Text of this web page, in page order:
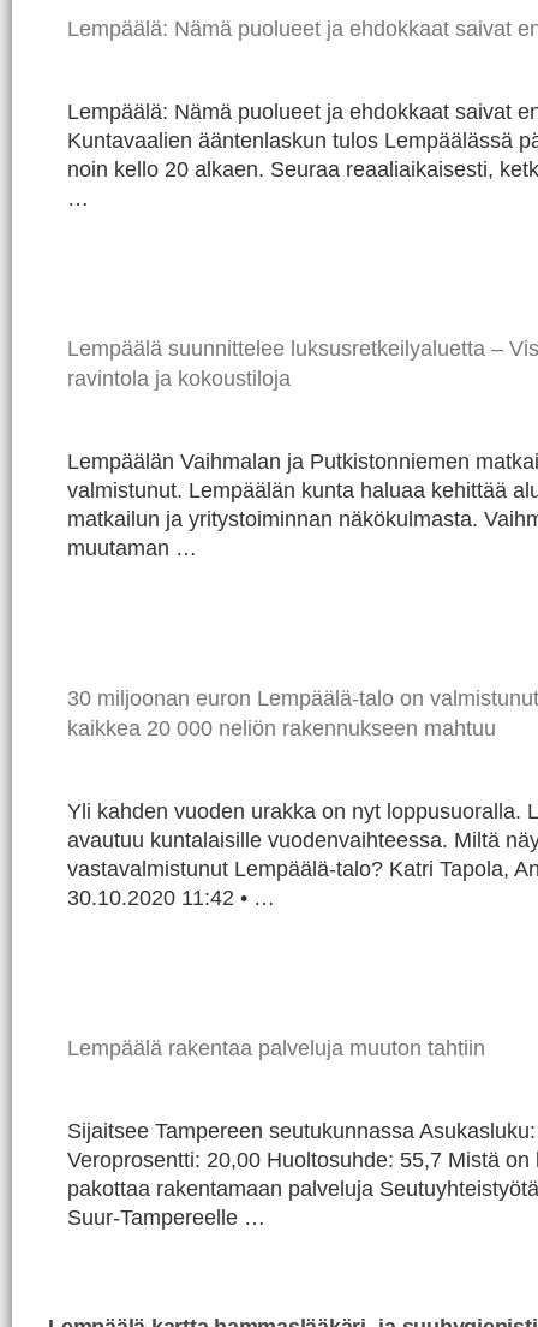
Lempäälä: Nämä puolueet ja ehdokkaat saivat
Lempäälä: Nämä puolueet ja ehdokkaat saivat
Kuntavaalien ääntenlaskun tulos Lempäälässä
noin kello 20 alkaen. Seuraa reaaliaikaisesti,
…
Lempäälä suunnittelee luksusretkeilyaluetta –
ravintola ja kokoustiloja
Lempäälän Vaihmalan ja Putkistonniemen
valmistunut. Lempäälän kunta haluaa kehittää
matkailun ja yritystoiminnan näkökulmasta.
muutaman …
30 miljoonan euron Lempäälä-talo on
kaikkea 20 000 neliön rakennukseen mahtuu
Yli kahden vuoden urakka on nyt loppusuoralla.
avautuu kuntalaisille vuodenvaihteessa. Miltä
vastavalmistunut Lempäälä-talo? Katri Tapola,
30.10.2020 11:42 • …
Lempäälä rakentaa palveluja muuton tahtiin
Sijaitsee Tampereen seutukunnassa
Veroprosentti: 20,00 Huoltosuhde: 55,7 Mistä
pakottaa rakentamaan palveluja
Suur-Tampereelle …